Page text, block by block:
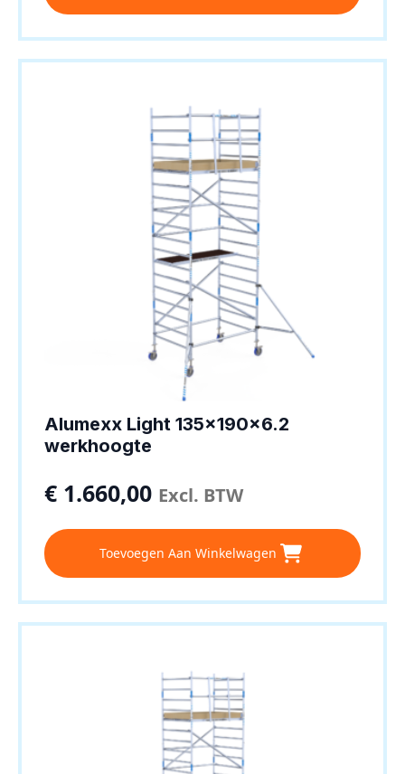
Alumexx Light 135x190x6.2
werkhoogte
€ 1.660,00 Excl. BTW
Toevoegen Aan Winkelwagen